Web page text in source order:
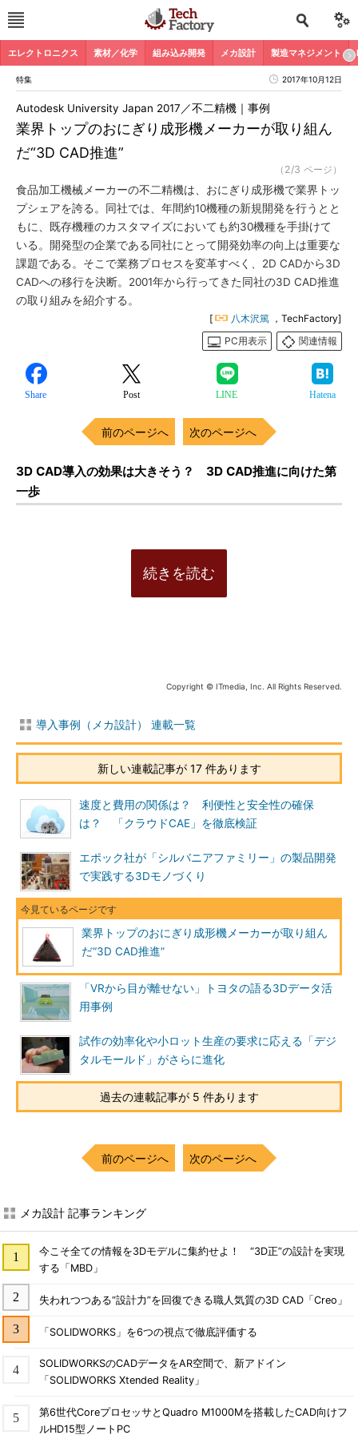
エレクトロニクス 素材／化学 組み込み開発 メカ設計 製造マネジメント
特集 2017年10月12日
業界トップのおにぎり成形機メーカーが取り組ん
だ“3D CAD推進”
Autodesk University Japan 2017／不二精機｜事例
（2/3 ページ）
食品加工機械メーカーの不二精機は、おにぎり成形機で業界トッ
プシェアを誇る。同社では、年間約10機種の新規開発を行うとと
もに、既存機種のカスタマイズにおいても約30機種を手掛けて
いる。開発型の企業である同社にとって開発効率の向上は重要な
課題である。そこで業務プロセスを変革すべく、2D CADから3D
CADへの移行を決断。2001年から行ってきた同社の3D CAD推進
の取り組みを紹介する。
[ 八木沢篤 ，TechFactory]
PC用表示
関連情報
Share Post LINE Hatena
前のページへ 次のページへ
3D CAD導入の効果は大きそう？ 3D CAD推進に向けた第
一歩
続きを読む
Copyright © ITmedia, Inc. All Rights Reserved.
導入事例（メカ設計） 連載一覧
新しい連載記事が 17 件あります
速度と費用の関係は？ 利便性と安全性の確保
は？ 「クラウドCAE」を徹底検証
エポック社が「シルバニアファミリー」の製品開発
で実践する3Dモノづくり
業界トップのおにぎり成形機メーカーが取り組ん
だ“3D CAD推進”
「VRから目が離せない」トヨタの語る3Dデータ活
用事例
試作の効率化や小ロット生産の要求に応える「デジ
タルモールド」がさらに進化
過去の連載記事が 5 件あります
前のページへ 次のページへ
メカ設計 記事ランキング
今こそ全ての情報を3Dモデルに集約せよ！ “3D正”の設計を実現
する「MBD」
失われつつある“設計力”を回復できる職人気質の3D CAD「Creo」
「SOLIDWORKS」を6つの視点で徹底評価する
SOLIDWORKSのCADデータをAR空間で、新アドイン
「SOLIDWORKS Xtended Reality」
第6世代CoreプロセッサとQuadro M1000Mを搭載したCAD向けフ
ルHD15型ノートPC